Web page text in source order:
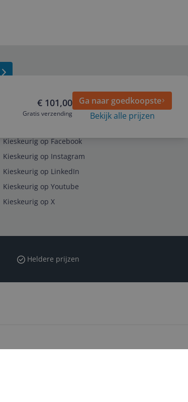
€ 101,00
Gratis verzending
Ga naar goedkoopste
Bekijk alle prijzen
Kieskeurig op Facebook
Kieskeurig op Instagram
Kieskeurig op LinkedIn
Kieskeurig op Youtube
Kieskeurig op X
Heldere prijzen